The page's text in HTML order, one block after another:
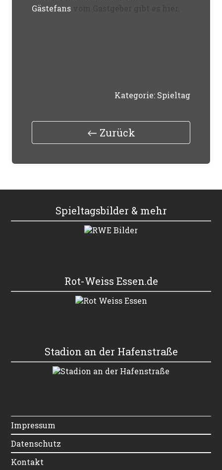
Gästefans
Kategorie: Spieltag
← ZurückZurück zur
Spieltagsbilder & mehr
Rot-Weiss Essen.de
Stadion an der Hafenstraße
Impressum
Datenschutz
Kontakt